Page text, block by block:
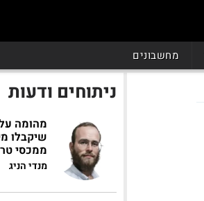
מחשבונים
ניתוחים ודעות
מהומה
שיקבלו
ממכסי
מנדי הניג